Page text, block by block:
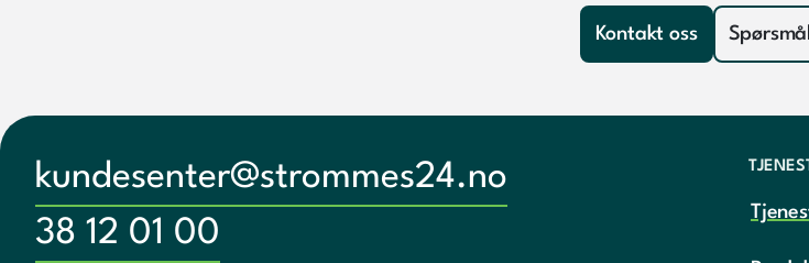
Kontakt oss
kundesenter@strommes24.no
38 12 01 00